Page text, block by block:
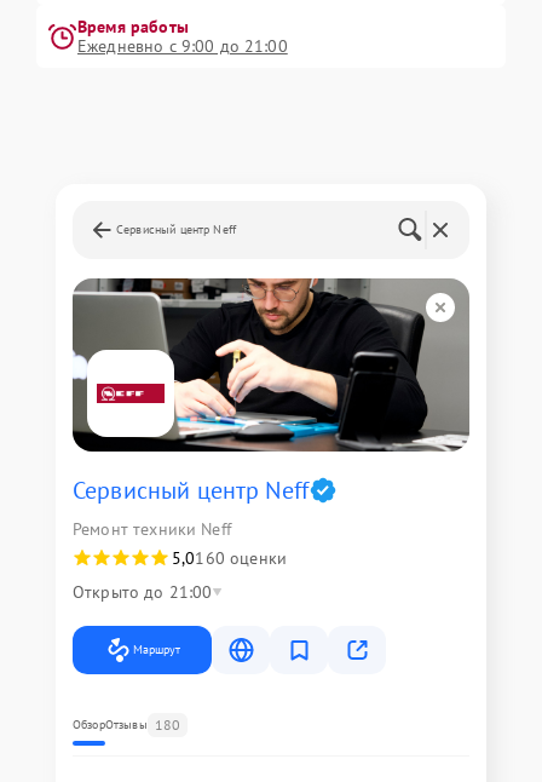
Время работы
Ежедневно с 9:00 до 21:00
Сервисный центр Neff
Сервисный центр Neff
Ремонт техники Neff
5,0160 оценки
Открыто до 21:00
Маршрут
ОбзорОтзывы 180